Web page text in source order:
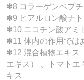
✽8 コラーゲンペプチ
✽9 ヒアルロン酸ナト
✽10 ニコチン酸アミ
✽11 体内の作用では
✽12 混合植物エキス
エキス） 、トマトエ
キス